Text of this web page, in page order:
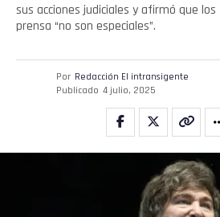
sus acciones judiciales y afirmó que
prensa “no son especiales”.
Por Redacción El intransigente
Publicado 4 julio, 2025